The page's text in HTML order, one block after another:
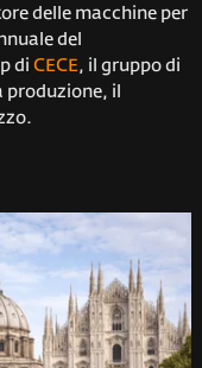
delle macchine per
del
diCECE, il gruppo di
il